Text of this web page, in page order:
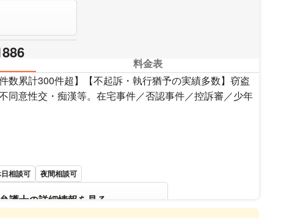
料金表
数累計300件超】【不起訴・執行猶予の実績多数】窃盗
同意性交・痴漢等。在宅事件／否認事件／控訴審／少年
相談可 夜間相談可
護士の詳細情報を見る